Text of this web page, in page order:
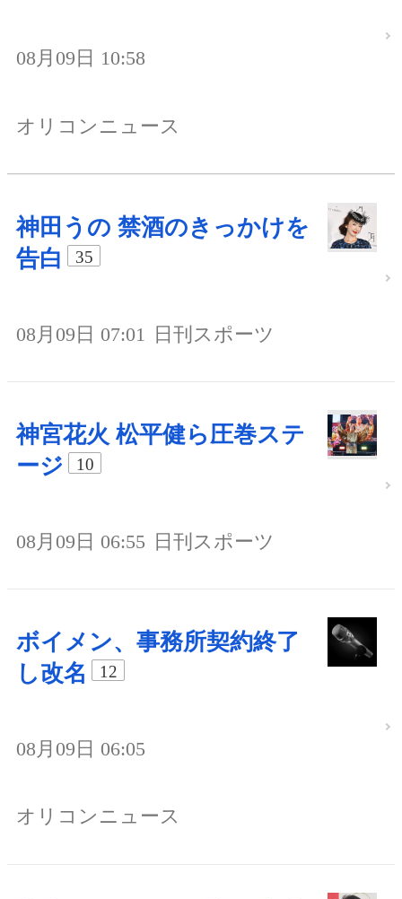
08月09日 10:58
オリコンニュース
神田うの 禁酒のきっかけを
告白
35
08月09日 07:01 日刊スポーツ
神宮花火 松平健ら圧巻ステ
ージ
10
08月09日 06:55 日刊スポーツ
ボイメン、事務所契約終了
し改名
12
08月09日 06:05
オリコンニュース